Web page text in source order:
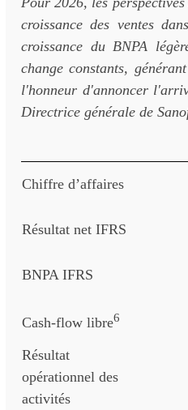
croissance des ventes
croissance du BNPA
change constants,
l'honneur d'annoncer
Directrice générale de
Chiffre d’affaires
Résultat net IFRS
BNPA IFRS
Cash-flow libre6
Résultat
opérationnel des
activités